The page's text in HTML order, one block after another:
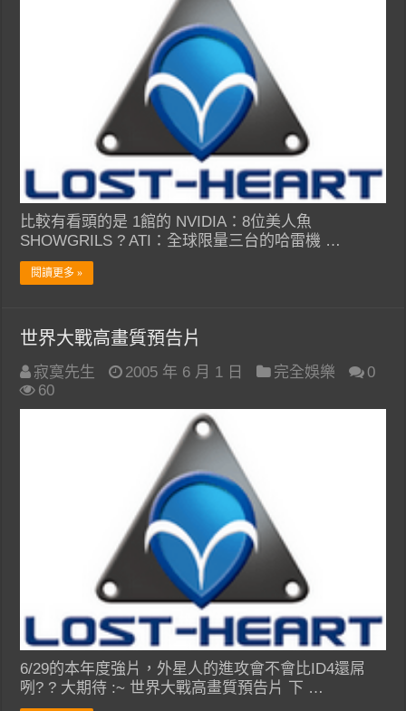
比較有看頭的是 1館的 NVIDIA：8位美人魚
SHOWGRILS ? ATI：全球限量三台的哈雷機 …
閱讀更多 »
世界大戰高畫質預告片
寂寞先生 2005 年 6 月 1 日 完全娛樂
0
60
6/29的本年度強片，外星人的進攻會不會比ID4還屌
咧? ? 大期待 :~ 世界大戰高畫質預告片 下 …